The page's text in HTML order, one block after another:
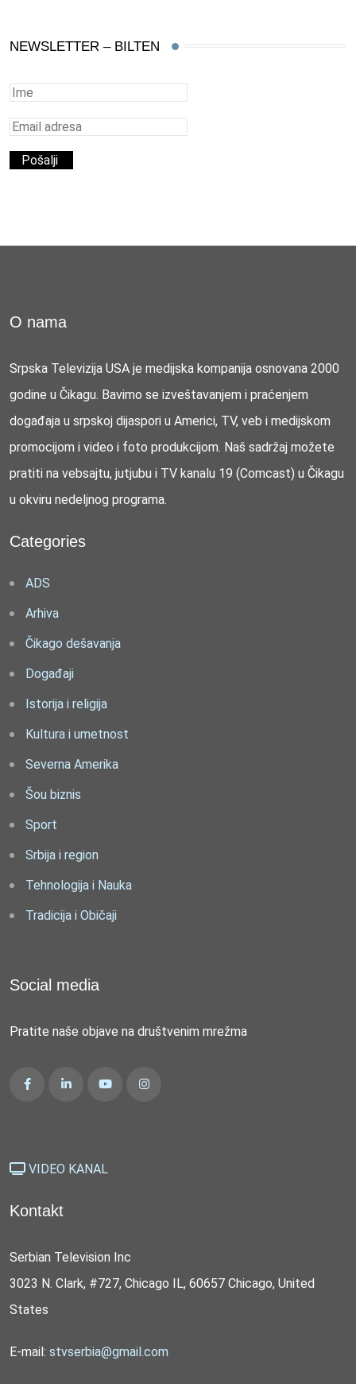
NEWSLETTER – BILTEN
O nama
Srpska Televizija USA je medijska kompanija osnovana 2000
godine u Čikagu. Bavimo se izveštavanjem i praćenjem
događaja u srpskoj dijaspori u Americi, TV, veb i medijskom
promocijom i video i foto produkcijom. Naš sadržaj možete
pratiti na vebsajtu, jutjubu i TV kanalu 19 (Comcast) u Čikagu
u okviru nedeljnog programa.
Categories
ADS
Arhiva
Čikago dešavanja
Događaji
Istorija i religija
Kultura i umetnost
Severna Amerika
Šou biznis
Sport
Srbija i region
Tehnologija i Nauka
Tradicija i Običaji
Social media
Pratite naše objave na društvenim mrežma
VIDEO KANAL
Kontakt
Serbian Television Inc
3023 N. Clark, #727, Chicago IL, 60657 Chicago, United
States
E-mail: stvserbia@gmail.com